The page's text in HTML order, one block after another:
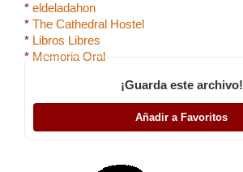
* eldeladahon
* The Cathedral Hostel
* Libros Libres
* Memoria Oral
¡Guarda este archivo!
Añadir a Favoritos